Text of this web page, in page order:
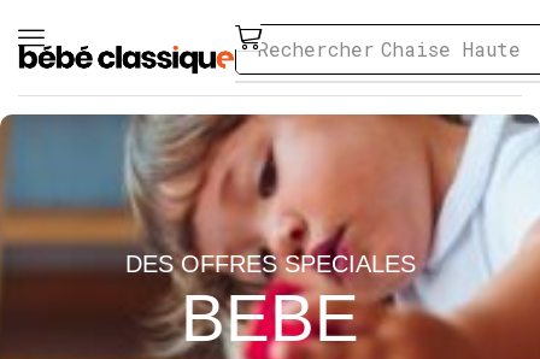
Rechercher Chaise Haute
DES OFFRES SPECIALES
BEBE